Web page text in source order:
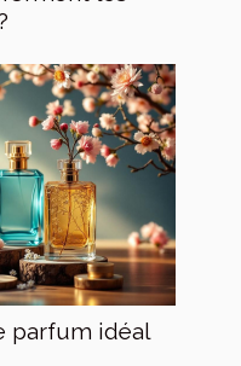
parfum idéal